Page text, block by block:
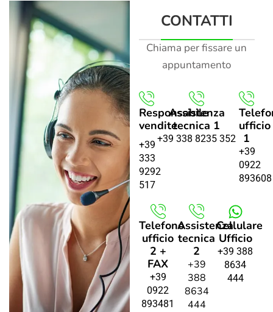
CONTATTI
Chiama per fissare un
appuntamento
Responsabile
vendite
+39
333
9292
517
Assistenza
tecnica 1
+39 338 8235 352
ufficio
1
+39
0922
893608
Telefono
ufficio
2 +
FAX
+39
0922
893481
Assistenza
tecnica
2
+39
388
8634
444
Cellulare
Ufficio
+39 388
8634
444